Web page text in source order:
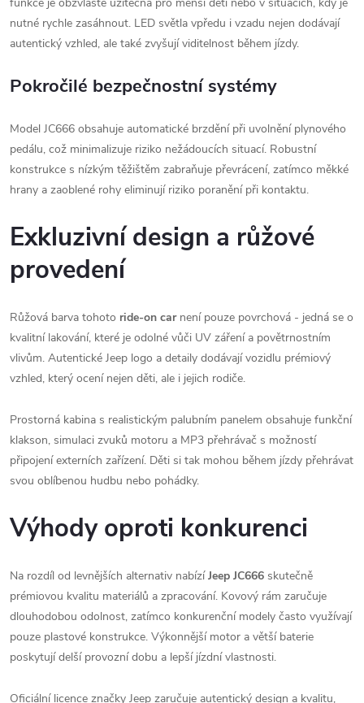
nutné rychle zasáhnout. LED světla vpředu i vzadu nejen dodávají
autentický vzhled, ale také zvyšují viditelnost během jízdy.
Pokročilé bezpečnostní systémy
Model JC666 obsahuje automatické brzdění při uvolnění plynového
pedálu, což minimalizuje riziko nežádoucích situací. Robustní
konstrukce s nízkým těžištěm zabraňuje převrácení, zatímco měkké
hrany a zaoblené rohy eliminují riziko poranění při kontaktu.
Exkluzivní design a růžové
provedení
Růžová barva tohoto ride-on carnení pouze povrchová - jedná se o
kvalitní lakování, které je odolné vůči UV záření a povětrnostním
vlivům. Autentické Jeep logo a detaily dodávají vozidlu prémiový
vzhled, který ocení nejen děti, ale i jejich rodiče.
Prostorná kabina s realistickým palubním panelem obsahuje funkční
klakson, simulaci zvuků motoru a MP3 přehrávač s možností
připojení externích zařízení. Děti si tak mohou během jízdy přehrávat
svou oblíbenou hudbu nebo pohádky.
Výhody oproti konkurenci
Na rozdíl od levnějších alternativ nabízíJeep JC666 skutečně
prémiovou kvalitu materiálů a zpracování. Kovový rám zaručuje
dlouhodobou odolnost, zatímco konkurenční modely často využívají
pouze plastové konstrukce. Výkonnější motor a větší baterie
poskytují delší provozní dobu a lepší jízdní vlastnosti.
Oficiální licence značky Jeep zaručuje autentický design a kvalitu,